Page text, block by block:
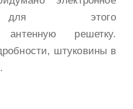
для этого
антенную решетку.
штуковины в